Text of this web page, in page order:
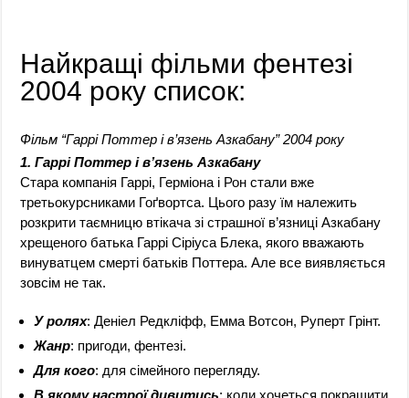
Найкращі фільми фентезі
2004 року список:
Фільм “Гаррі Поттер і в’язень Азкабану” 2004 року
1. Гаррі Поттер і в’язень Азкабану
Стара компанія Гаррі, Герміона і Рон стали вже
третьокурсниками Гоґвортса. Цього разу їм належить
розкрити таємницю втікача зі страшної в’язниці Азкабану
хрещеного батька Гаррі Сіріуса Блека, якого вважають
винуватцем смерті батьків Поттера. Але все виявляється
зовсім не так.
У ролях: Деніел Редкліфф, Емма Вотсон, Руперт Грінт.
Жанр: пригоди, фентезі.
Для кого: для сімейного перегляду.
В якому настрої дивитись: коли хочеться покращити